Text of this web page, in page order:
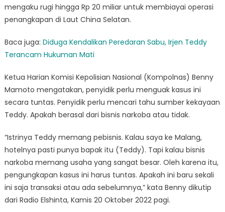
mengaku rugi hingga Rp 20 miliar untuk membiayai operasi
penangkapan di Laut China Selatan.
Baca juga: Diduga Kendalikan Peredaran Sabu, Irjen Teddy
Terancam Hukuman Mati
Ketua Harian Komisi Kepolisian Nasional (Kompolnas) Benny
Mamoto mengatakan, penyidik perlu menguak kasus ini
secara tuntas. Penyidik perlu mencari tahu sumber kekayaan
Teddy. Apakah berasal dari bisnis narkoba atau tidak.
“Istrinya Teddy memang pebisnis. Kalau saya ke Malang,
hotelnya pasti punya bapak itu (Teddy). Tapi kalau bisnis
narkoba memang usaha yang sangat besar. Oleh karena itu,
pengungkapan kasus ini harus tuntas. Apakah ini baru sekali
ini saja transaksi atau ada sebelumnya,” kata Benny dikutip
dari Radio Elshinta, Kamis 20 Oktober 2022 pagi.